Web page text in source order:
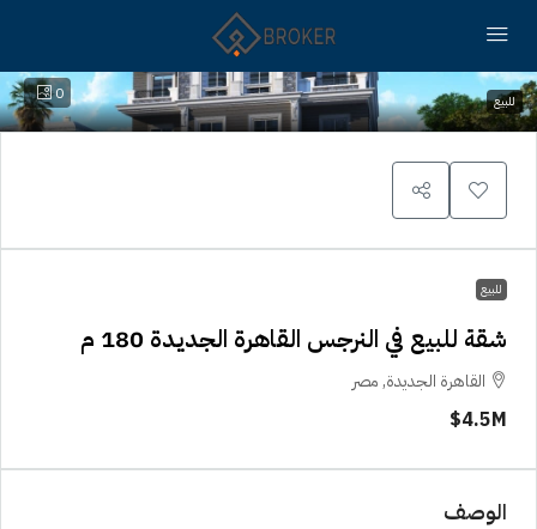
0 للبيع
للبيع
شقة للبيع في النرجس القاهرة الجديدة 180 م
القاهرة الجديدة, مصر
4.5M$
الوصف